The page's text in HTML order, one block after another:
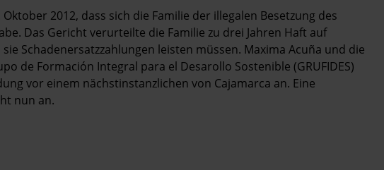
2012, dass sich die Familie der illegalen Besetzung des
Das Gericht verurteilte die Familie zu drei Jahren Haft auf
Schadenersatzzahlungen leisten müssen. Maxima Acuña und die
de Formación Integral para el Desarollo Sostenible (GRUFIDES)
vor einem nächstinstanzlichen von Cajamarca an. Eine
nun an.